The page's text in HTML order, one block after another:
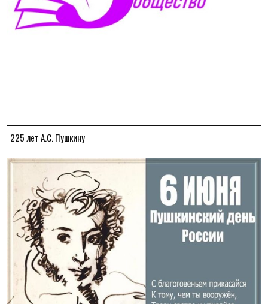
225 лет А.С. Пушкину